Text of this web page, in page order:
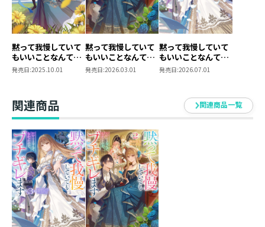
神田夏生
召喚、チート、激重感情、
黒髪長髪の騎士……。
異世界ものの王道や、
作者の趣味をいろいろと詰めました。
コユコム
猫という生き物が好きなイラストレーターです。
黙って我慢していて
もいいことなんてな
かったので、ブチギ
レます
発売日:2025.10.01
黙って我慢していて
もいいことなんてな
かったので、ブチギ
レます２
発売日:2026.03.01
黙って我慢していて
もいいことなんてな
かったので、ブチギ
レます3
発売日:2026.07.01
関連商品 関連商品一覧